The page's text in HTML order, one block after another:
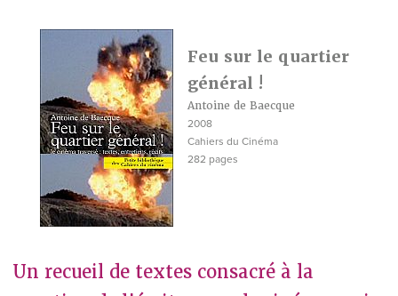
Feu sur le quartier
général !
Antoine de Baecque
2008
Cahiers du Cinéma
282 pages
Un recueil de textes consacré à la